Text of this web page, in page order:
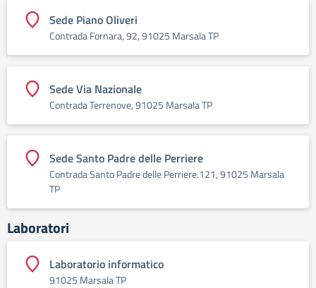
Sede Piano Oliveri
Contrada Fornara, 92, 91025 Marsala TP
Sede Via Nazionale
Contrada Terrenove, 91025 Marsala TP
Sede Santo Padre delle Perriere
Contrada Santo Padre delle Perriere.121, 91025 Marsala
TP
Laboratori
Laboratorio informatico
91025 Marsala TP